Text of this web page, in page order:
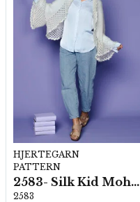
HJERTEGARN
PATTERN
2583- Silk Kid Mohair
2583